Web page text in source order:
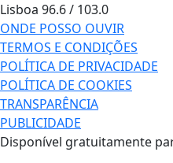
Lisboa 96.6 / 103.0
ONDE POSSO OUVIR
TERMOS E CONDIÇÕES
POLÍTICA DE PRIVACIDADE
POLÍTICA DE COOKIES
TRANSPARÊNCIA
PUBLICIDADE
Disponível gratuitamente